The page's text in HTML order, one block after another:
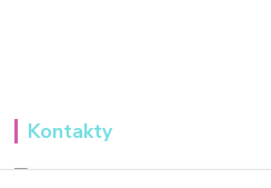
Kontakty